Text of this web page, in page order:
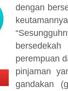
dengan
perempuan
pinjaman
gandakan